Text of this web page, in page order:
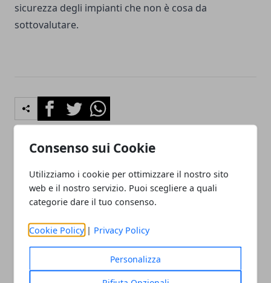
Consenso sui Cookie
Utilizziamo i cookie per ottimizzare il nostro sito
web e il nostro servizio. Puoi scegliere a quali
categorie dare il tuo consenso.
Cookie Policy | Privacy Policy
Personalizza
sicurezza degli impianti che non è cosa da
sottovalutare.
FacebookTwitterWhatsapp
Articolo Precedente
Azienda di traslochi a Pavia
Articolo Successivo
Azienda di sostituzione